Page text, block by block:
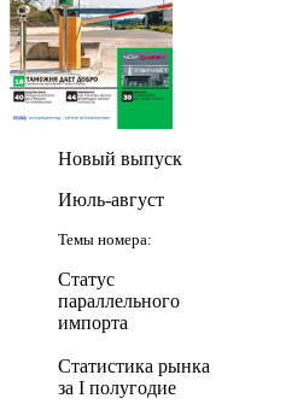
Новый выпуск
Июль-август
Темы номера:
Статус
параллельного
импорта
Статистика рынка
за I полугодие